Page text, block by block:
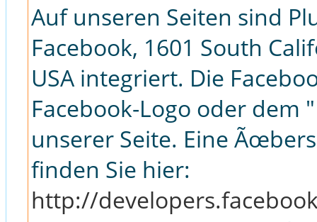
Auf unseren Seiten sind
Facebook, 1601 South
USA integriert. Die
Facebook-Logo oder dem
unserer Seite. Eine
finden Sie hier:
http://